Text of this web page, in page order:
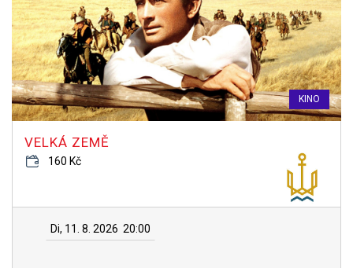
KINO
VELKÁ ZEMĚ
160 Kč
Di, 11. 8. 2026 20:00